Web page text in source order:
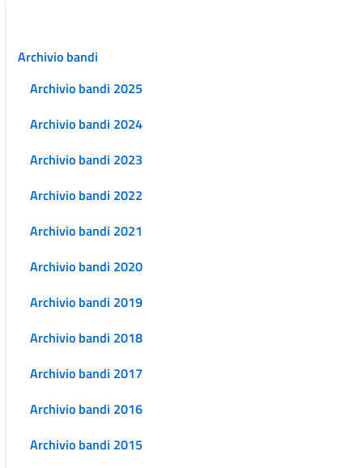
Archivio bandi
Archivio bandi 2025
Archivio bandi 2024
Archivio bandi 2023
Archivio bandi 2022
Archivio bandi 2021
Archivio bandi 2020
Archivio bandi 2019
Archivio bandi 2018
Archivio bandi 2017
Archivio bandi 2016
Archivio bandi 2015